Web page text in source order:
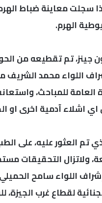
معاينة ضباط الهرم،
الهرم.
جينز، تم تقطيعه من
اللواء محمد الشريف
العامة للمباحث،
آدمية اخرى او
تم العثور عليه، على
ولاتزال التحقيقات
اللواء سامح الحميلي
لقطاع غرب